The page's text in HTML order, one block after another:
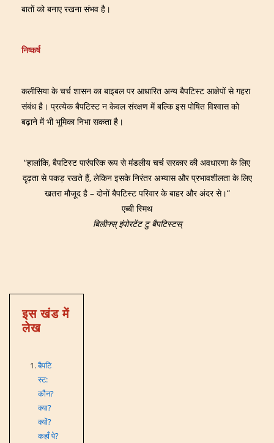
बातों को बनाए रखना संभव है।
निष्कर्ष
कलीसिया के चर्च शासन का बाइबल पर आधारित अन्य बैपटिस्ट आक्षेपों से गहरा
संबंध है। प्रत्येक बैपटिस्ट न केवल संरक्षण में बल्कि इस पोषित विश्वास को
बढ़ाने में भी भूमिका निभा सकता है।
“हालांकि, बैपटिस्ट पारंपरिक रूप से मंडलीय चर्च सरकार की अवधारणा के लिए
दृढ़ता से पकड़ रखते हैं, लेकिन इसके निरंतर अभ्यास और प्रभावशीलता के लिए
खतरा मौजूद है – दोनों बैपटिस्ट परिवार के बाहर और अंदर से।“
एब्बी स्मिथ
बिलीफ्स् इंपोरटेंट टु बैपटिस्टस्
इस खंड में
लेख
बैपटि
स्ट:
कौन?
क्या?
क्यों?
कहाँ पे?